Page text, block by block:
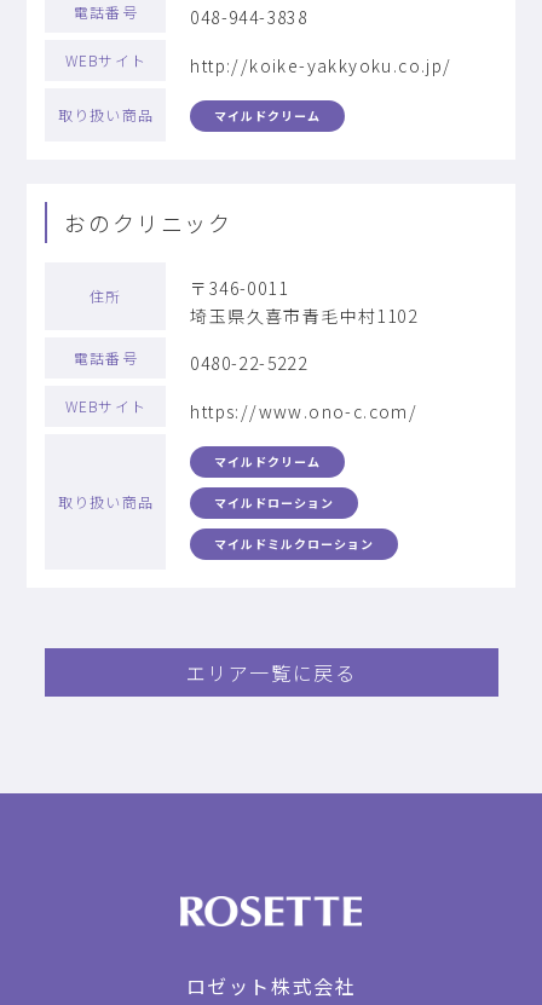
電話番号 048-944-3838
WEBサイト http://koike-yakkyoku.co.jp/
取り扱い商品 マイルドクリーム
おのクリニック
住所
〒346-0011
埼玉県久喜市青毛中村1102
電話番号 0480-22-5222
WEBサイト https://www.ono-c.com/
取り扱い商品
マイルドクリーム
マイルドローション
マイルドミルクローション
エリア一覧に戻る
ロゼット株式会社